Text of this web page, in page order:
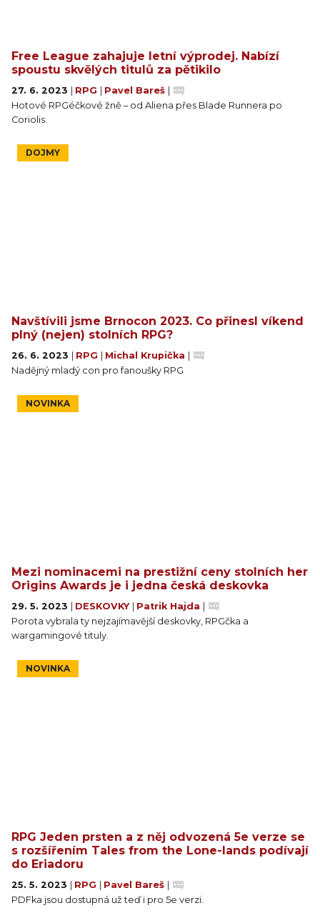
Free League zahajuje letní výprodej. Nabízí
spoustu skvělých titulů za pětikilo
27. 6. 2023 RPG Pavel Bareš
Hotové RPGéčkové žně – od Aliena přes Blade Runnera po
Coriolis.
DOJMY
Navštívili jsme Brnocon 2023. Co přinesl víkend
plný (nejen) stolních RPG?
26. 6. 2023 RPG Michal Krupička
Nadějný mladý con pro fanoušky RPG
NOVINKA
Mezi nominacemi na prestižní ceny stolních her
Origins Awards je i jedna česká deskovka
29. 5. 2023 DESKOVKY Patrik Hajda
Porota vybrala ty nejzajímavější deskovky, RPGčka a
wargamingové tituly.
NOVINKA
RPG Jeden prsten a z něj odvozená 5e verze se
s rozšířením Tales from the Lone-lands podívají
do Eriadoru
25. 5. 2023 RPG Pavel Bareš
PDFka jsou dostupná už teď i pro 5e verzi.